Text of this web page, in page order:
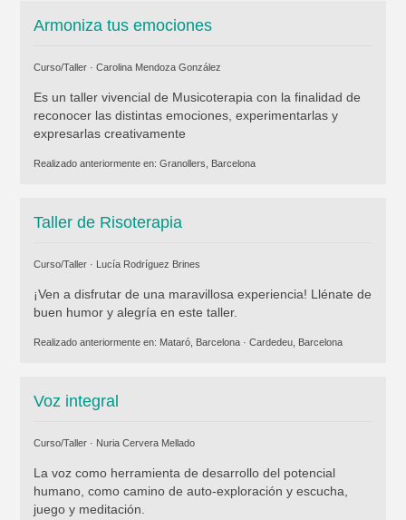
Armoniza tus emociones
Curso/Taller · Carolina Mendoza González
Es un taller vivencial de Musicoterapia con la finalidad de
reconocer las distintas emociones, experimentarlas y
expresarlas creativamente
Realizado anteriormente en: Granollers, Barcelona
Taller de Risoterapia
Curso/Taller · Lucía Rodríguez Brines
¡Ven a disfrutar de una maravillosa experiencia! Llénate de
buen humor y alegría en este taller.
Realizado anteriormente en: Mataró, Barcelona· Cardedeu, Barcelona
Voz integral
Curso/Taller · Nuria Cervera Mellado
La voz como herramienta de desarrollo del potencial
humano, como camino de auto-exploración y escucha,
juego y meditación.